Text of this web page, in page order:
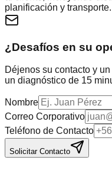
planificación y transporte.
¿Desafíos en su
Déjenos su contacto y
un diagnóstico de 15
Nombre
Correo Corporativo
Teléfono de Contacto
Solicitar Contacto